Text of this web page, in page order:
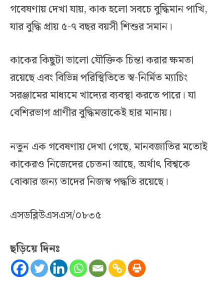
গবেষণায় দেখা যায়, কাক হলো সবচে বুদ্ধিমান পাখি,
যার বুদ্ধি প্রায় ৫-৭ বছর বয়সী শিশুর সমান।
কাকের কিছুটা ভালো যৌক্তিক চিন্তা করার ক্ষমতা
রয়েছে এবং বিভিন্ন পরিস্থিতিতে স্ব-নির্মিত ম্যাচিং
সরঞ্জামের মাধ্যমে খাদ্যের ব্যবস্থা করতে পারে। যা
বেশিরভাগ প্রাণীর বুদ্ধিমত্তাকেই হার মানায়।
নতুন এক গবেষণায় দেখা গেছে, মানবজাতির মতোই
কাকেরও নিজেদের চেতনা আছে, অর্থাৎ বিশ্বকে
বোঝার জন্য তাদের নিজস্ব পদ্ধতি রয়েছে।
এসডব্লিউএসএস/০৮৩৫
ছড়িয়ে দিনঃ